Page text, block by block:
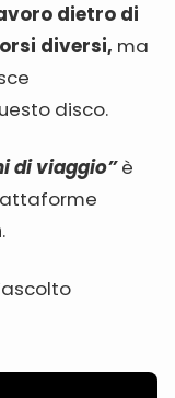
dietro di
diversi, ma
disco.
di viaggio”è
.